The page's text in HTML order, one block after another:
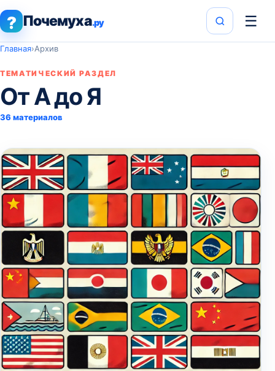
? Почемуха.ру ☰
Главная›Архив
ТЕМАТИЧЕСКИЙ РАЗДЕЛ
От А до Я
36 материалов